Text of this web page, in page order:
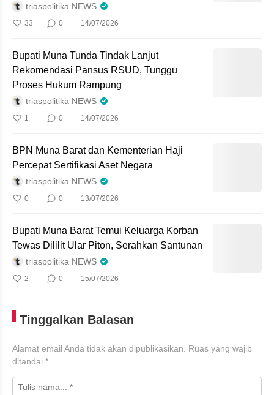
triaspolitika NEWS
33 0 14/07/2026
Bupati Muna Tunda Tindak Lanjut
Rekomendasi Pansus RSUD, Tunggu
Proses Hukum Rampung
triaspolitika NEWS
1 0 14/07/2026
BPN Muna Barat dan Kementerian Haji
Percepat Sertifikasi Aset Negara
triaspolitika NEWS
0 0 13/07/2026
Bupati Muna Barat Temui Keluarga Korban
Tewas Dililit Ular Piton, Serahkan Santunan
triaspolitika NEWS
2 0 15/07/2026
Tinggalkan Balasan
Alamat email Anda tidak akan dipublikasikan.
Ruas yang wajib
ditandai *